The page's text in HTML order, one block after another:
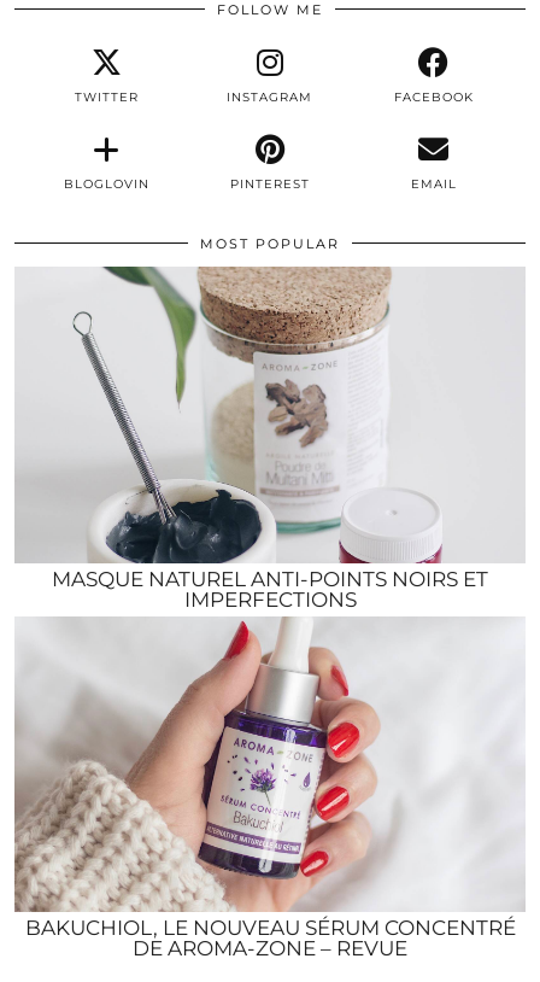
FOLLOW ME
TWITTER INSTAGRAM FACEBOOK
BLOGLOVIN PINTEREST EMAIL
MOST POPULAR
MASQUE NATUREL ANTI-POINTS NOIRS ET
IMPERFECTIONS
BAKUCHIOL, LE NOUVEAU SÉRUM CONCENTRÉ
DE AROMA-ZONE – REVUE